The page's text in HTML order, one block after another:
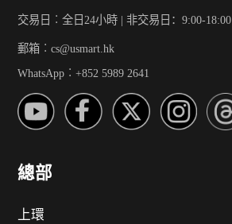
交易日︰全日24小時 | 非交易日：9:00-18:00
郵箱︰cs@usmart.hk
WhatsApp︰+852 5989 2641
總部
上環